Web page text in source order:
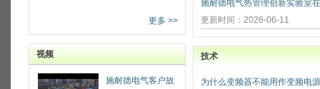
更多 >>
视频
施耐德电气客户故
更新时间：2026-06-11
技术
为什么变频器不能用作变频电